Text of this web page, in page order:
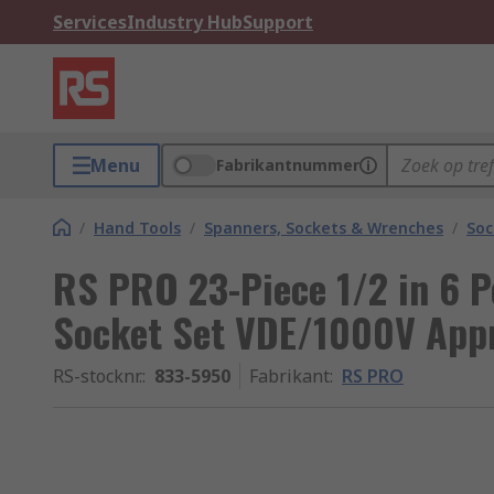
ServicesIndustry HubSupport
Menu Fabrikantnummer
/ Hand Tools / Spanners, Sockets & Wrenches /
RS PRO 23-Piece 1/2 in 6
Socket Set VDE/1000V
RS-stocknr.: 833-5950 Fabrikant: RS PRO